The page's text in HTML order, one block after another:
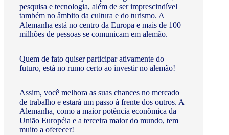
pesquisa e tecnologia, além de ser imprescindível
também no âmbito da cultura e do turismo. A
Alemanha está no centro da Europa e mais de 100
milhões de pessoas se comunicam em alemão.
Quem de fato quiser participar ativamente do
futuro, está no rumo certo ao investir no alemão!
Assim, você melhora as suas chances no mercado
de trabalho e estará um passo à frente dos outros. A
Alemanha, como a maior potência econômica da
União Européia e a terceira maior do mundo, tem
muito a oferecer!​